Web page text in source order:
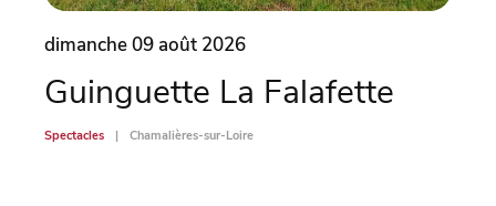
dimanche 09 août 2026
Guinguette La Falafette
Spectacles Chamalières-sur-Loire